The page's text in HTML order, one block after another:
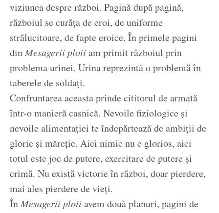
viziunea despre război. Pagină după pagină,
războiul se curăța de eroi, de uniforme
strălucitoare, de fapte eroice. În primele pagini
dinMesagerii ploiiam primit războiul prin
problema urinei. Urina reprezintă o problemă în
taberele de soldați.
Confruntarea aceasta prinde cititorul de armată
într-o manieră casnică. Nevoile fiziologice și
nevoile alimentației te îndepărtează de ambiții de
glorie și măreție. Aici nimic nu e glorios, aici
totul este joc de putere, exercitare de putere și
crimă. Nu există victorie în război, doar pierdere,
mai ales pierdere de vieți.
ÎnMesagerii ploiiavem două planuri, pagini de